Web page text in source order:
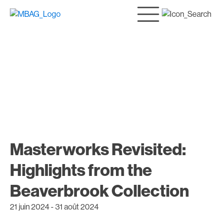
Masterworks Revisited:
Highlights from the
Beaverbrook Collection
21 juin 2024- 31 août 2024